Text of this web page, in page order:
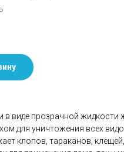
в виде прозрачной жидкости
для уничтожения всех
клопов, тараканов,